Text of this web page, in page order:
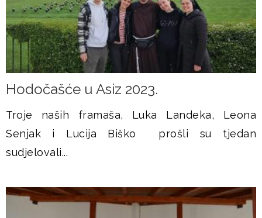
Hodočašće u Asiz 2023.
Troje naših framaša, Luka Landeka, Leona
Senjak i Lucija Biško prošli su tjedan
sudjelovali...